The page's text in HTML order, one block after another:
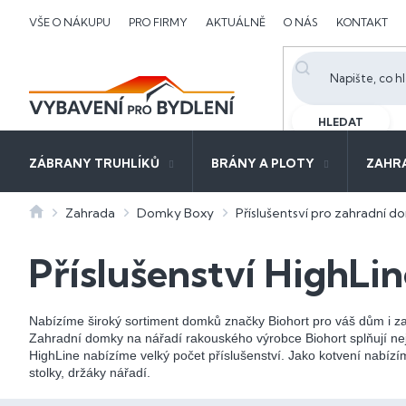
VŠE O NÁKUPU PRO FIRMY AKTUÁLNĚ O NÁS KONTAKT
HLEDAT
ZÁBRANY TRUHLÍKŮ BRÁNY A PLOTY
DomůZahrada Domky Boxy Příslušentsví pro zahradní
Příslušenství
Nabízíme široký sortiment domků značky Biohort pro váš dům i
Zahradní domky na nářadí rakouského výrobce Biohort splňují
HighLine nabízíme velký počet příslušenství. Jako kotvení
stolky, držáky nářadí.